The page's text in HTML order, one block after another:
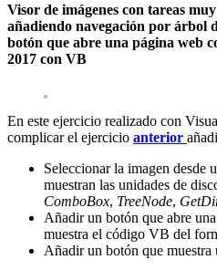
Visor de imágenes con tareas
añadiendo navegación por árbol
botón que abre una página web
2017 con VB
En este ejercicio realizado con
complicar el ejercicio anterior
Seleccionar la imagen desde
muestran las unidades de
ComboBox, TreeNode,
Añadir un botón que abre
muestra el código VB del
Añadir un botón que muestra